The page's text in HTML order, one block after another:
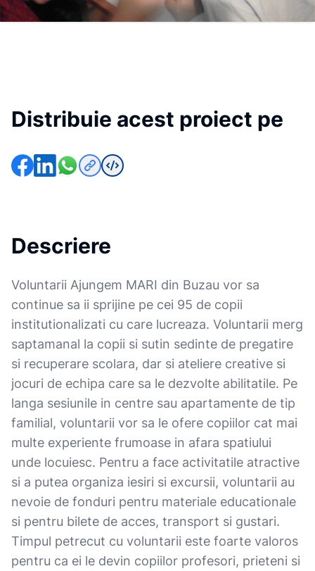
Distribuie acest proiect pe
Descriere
Voluntarii Ajungem MARI din Buzau vor sa
continue sa ii sprijine pe cei 95 de copii
institutionalizati cu care lucreaza. Voluntarii merg
saptamanal la copii si sutin sedinte de pregatire
si recuperare scolara, dar si ateliere creative si
jocuri de echipa care sa le dezvolte abilitatile. Pe
langa sesiunile in centre sau apartamente de tip
familial, voluntarii vor sa le ofere copiilor cat mai
multe experiente frumoase in afara spatiului
unde locuiesc. Pentru a face activitatile atractive
si a putea organiza iesiri si excursii, voluntarii au
nevoie de fonduri pentru materiale educationale
si pentru bilete de acces, transport si gustari.
Timpul petrecut cu voluntarii este foarte valoros
pentru ca ei le devin copiilor profesori, prieteni si